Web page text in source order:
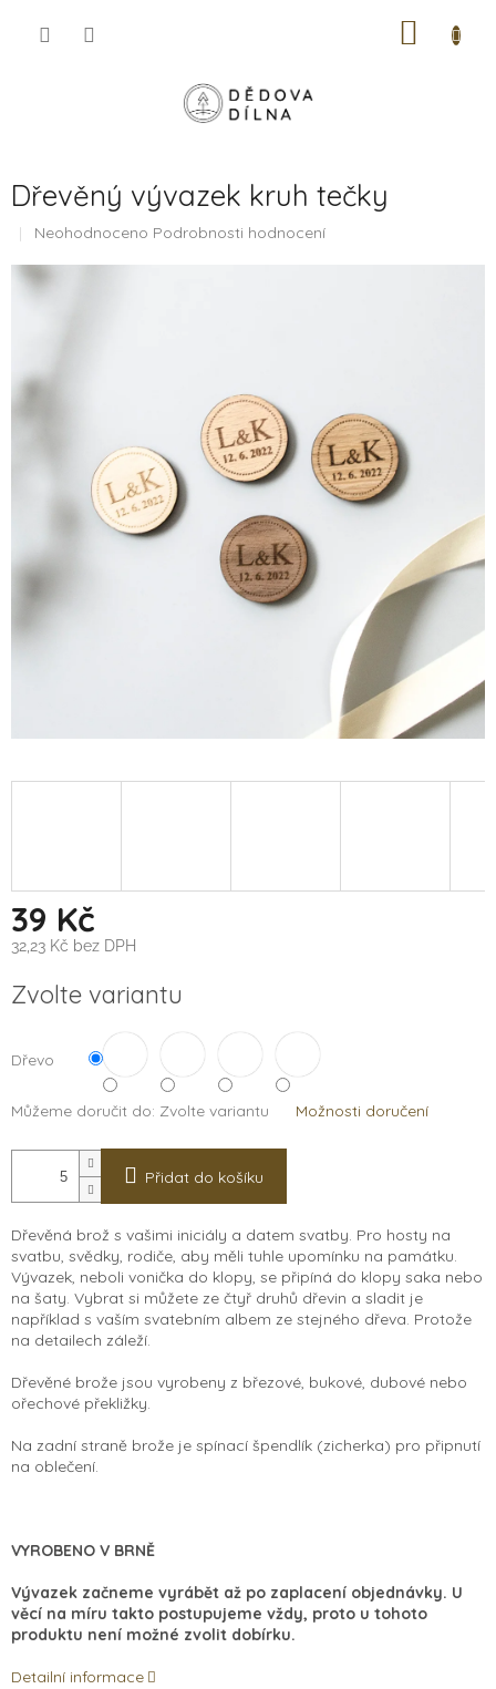
Dřevěný vývazek kruh tečky
Průměrné
je
hvězdiček.
Neohodnoceno Podrobnosti hodnocení
39 Kč
32,23 Kč bez DPH
cena:
Zvolte variantu
Dřevo
Můžeme doručit do: Zvolte variantu Možnosti doručení
Přidat do košíku
Dřevěná brož s vašimi iniciály a datem svatby. Pro hosty na
svatbu, svědky, rodiče, aby měli tuhle upomínku na památku.
Vývazek, neboli vonička do klopy, se připíná do klopy saka nebo
na šaty. Vybrat si můžete ze čtyř druhů dřevin a sladit je
například s vaším svatebním albem ze stejného dřeva. Protože
na detailech záleží.
Dřevěné brože jsou vyrobeny z březové, bukové, dubové nebo
ořechové překližky.
Na zadní straně brože je spínací špendlík (zicherka) pro připnutí
na oblečení.
VYROBENO V BRNĚ
Vývazek začneme vyrábět až po zaplacení objednávky. U
věcí na míru takto postupujeme vždy, proto u tohoto
produktu není možné zvolit dobírku.
Detailní informace